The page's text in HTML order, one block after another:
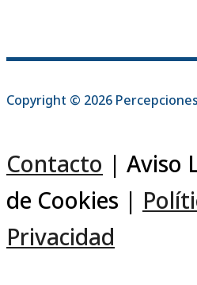
Copyright © 2026
Contacto | Aviso
de Cookies |
Privacidad